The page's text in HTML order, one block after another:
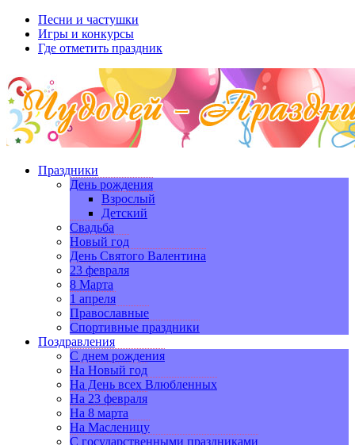
Песни и частушки
Игры и конкурсы
Где отметить праздник
Праздники
День рождения
Взрослый
Детский
Свадьба
Новый год
День Святого Валентина
23 февраля
8 Марта
1 апреля
Православные
Спортивные праздники
Поздравления
С днем рождения
На Новый год
На День всех Влюбленных
На 23 февраля
На 8 марта
На Масленицу
С государственными праздниками